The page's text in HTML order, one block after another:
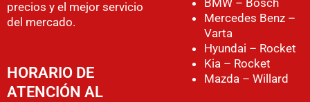
precios y el mejor servicio
del mercado.
HORARIO DE
ATENCIÓN AL
Mercedes Benz –
Varta
Hyundai – Rocket
Kia – Rocket
Mazda – Willard